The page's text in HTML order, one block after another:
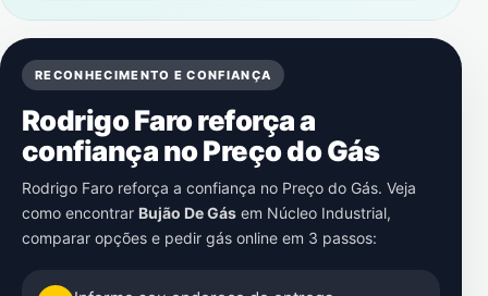
RECONHECIMENTO E CONFIANÇA
Rodrigo Faro reforça a
confiança no Preço do Gás
Rodrigo Faro reforça a confiança no Preço do Gás. Veja
como encontrar Bujão De Gás em Núcleo Industrial,
comparar opções e pedir gás online em 3 passos: